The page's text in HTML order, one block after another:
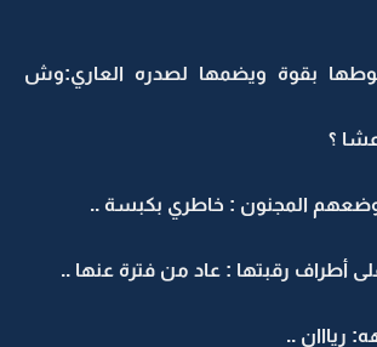
بقوة ويضمها لصدره العاري:وش
؟
وضعهم المجنون : خاطري بكبسة ..
أطراف رقبتها : عاد من فترة عنها ..
ريااان ..